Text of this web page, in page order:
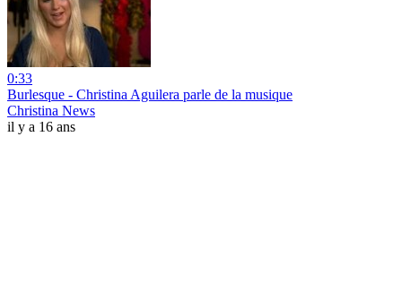
0:33
Burlesque - Christina Aguilera parle de la musique
Christina News
il y a 16 ans